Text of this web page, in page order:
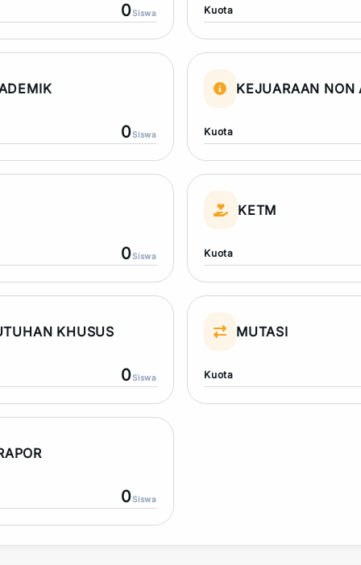
0Siswa Kuota
0Siswa
KEJUARAAN NON
Kuota
0Siswa
KETM
Kuota
KHUSUS
0Siswa
MUTASI
Kuota
0Siswa